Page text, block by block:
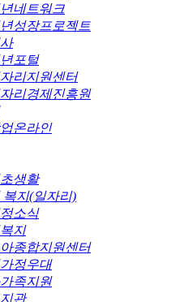
네트워크
성장프로젝트
포털
리지원센터
리경제진흥원
온라인
생활
복지(일자리)
소식
지
종합지원센터
정우대
족지원
관